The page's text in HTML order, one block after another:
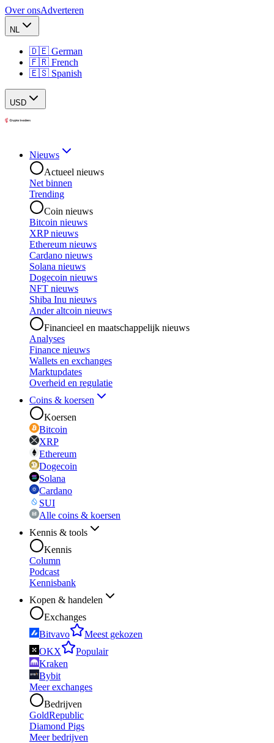
Over onsAdverteren
NL
🇩🇪 German
🇫🇷 French
🇪🇸 Spanish
USD
Nieuws
Actueel nieuws
Net binnen
Trending
Coin nieuws
Bitcoin nieuws
XRP nieuws
Ethereum nieuws
Cardano nieuws
Solana nieuws
Dogecoin nieuws
NFT nieuws
Shiba Inu nieuws
Ander altcoin nieuws
Financieel en maatschappelijk nieuws
Analyses
Finance nieuws
Wallets en exchanges
Marktupdates
Overheid en regulatie
Coins & koersen
Koersen
Bitcoin
XRP
Ethereum
Dogecoin
Solana
Cardano
SUI
Alle coins & koersen
Kennis & tools
Kennis
Column
Podcast
Kennisbank
Kopen & handelen
Exchanges
Bitvavo
Meest gekozen
OKX
Populair
Kraken
Bybit
Meer exchanges
Bedrijven
GoldRepublic
Diamond Pigs
Meer bedrijven